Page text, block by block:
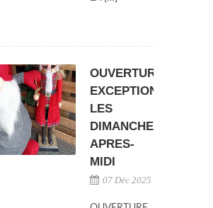
OUVERTURE
EXCEPTIONNELLE
LES
DIMANCHES
APRES-
MIDI
07 Déc 2025